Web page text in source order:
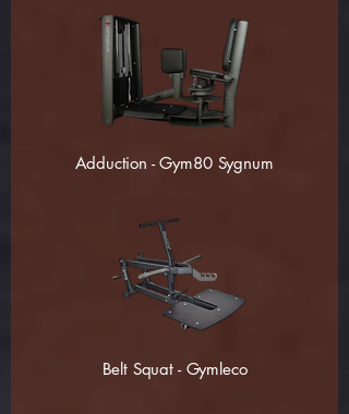
Adduction - Gym80 Sygnum
Belt Squat - Gymleco